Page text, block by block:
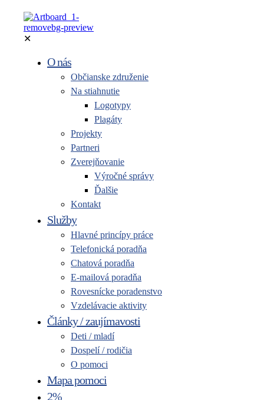
✕
O nás
Občianske združenie
Na stiahnutie
Logotypy
Plagáty
Projekty
Partneri
Zverejňovanie
Výročné správy
Ďalšie
Kontakt
Služby
Hlavné princípy práce
Telefonická poradňa
Chatová poradňa
E-mailová poradňa
Rovesnícke poradenstvo
Vzdelávacie aktivity
Články / zaujímavosti
Deti / mladí
Dospelí / rodičia
O pomoci
Mapa pomoci
2%